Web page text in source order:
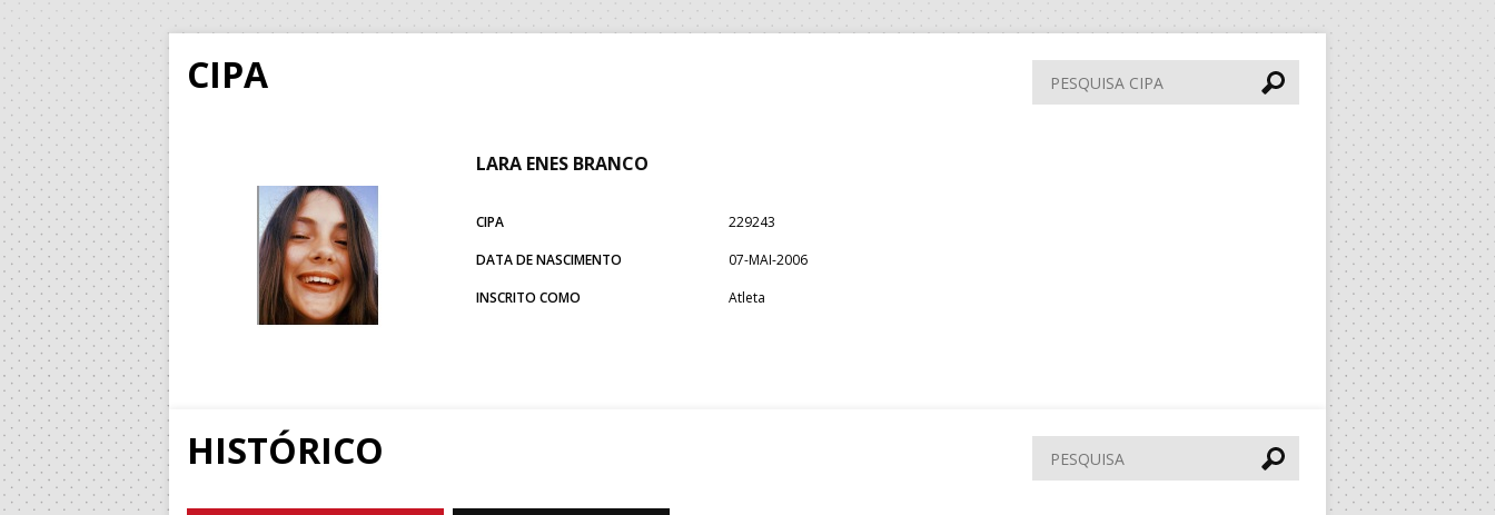
CIPA
Pesquisa
CIPA
LARA ENES BRANCO
CIPA
229243
DATA DE NASCIMENTO
07-MAI-2006
INSCRITO COMO
Atleta
HISTÓRICO Pesquisar